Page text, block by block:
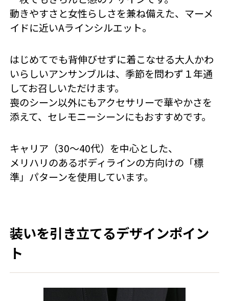
動きやすさと女性らしさを兼ね備えた、マーメ
イドに近いAラインシルエット。
はじめてでも背伸びせずに着こなせる大人かわ
いらしいアンサンブルは、季節を問わず１年通
してお召しいただけます。
喪のシーン以外にもアクセサリーで華やかさを
添えて、セレモニーシーンにもおすすめです。
キャリア（30～40代）を中心とした、
メリハリのあるボディラインの方向けの「標
準」パターンを使用しています。
装いを引き立てるデザインポイン
ト